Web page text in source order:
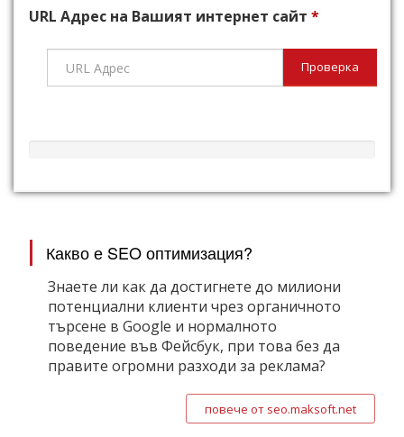
URL Адрес на Вашият интернет сайт *
Проверка
Какво е SEO оптимизация?
Знаете ли как да достигнете до милиони
потенциални клиенти чрез органичното
търсене в Google и нормалното
поведение във Фейсбук, при това без да
правите огромни разходи за реклама?
повече от seo.maksoft.net